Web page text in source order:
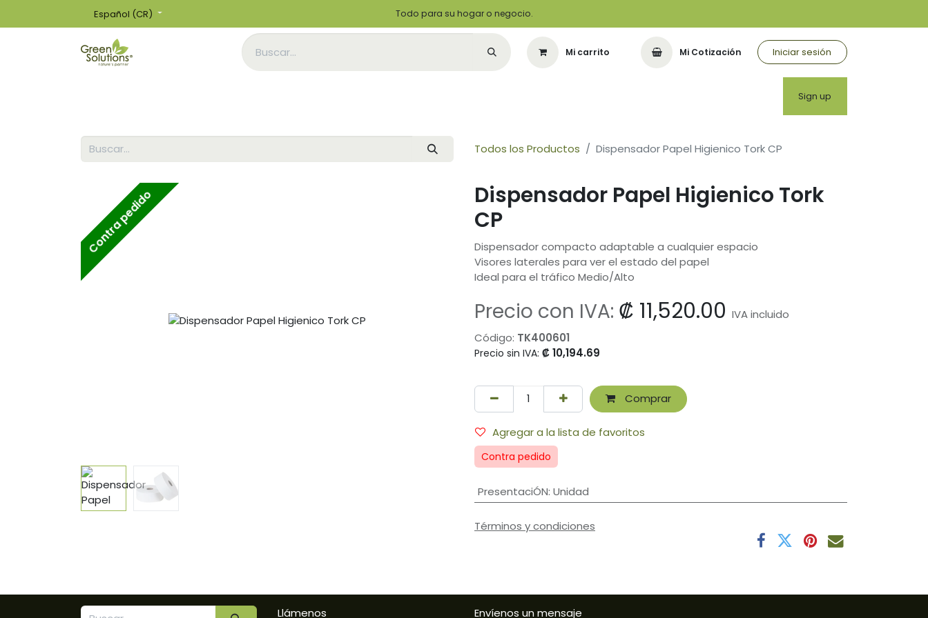
Español (CR) Todo para su hogar o negocio.
Mi carrito Mi Cotización Iniciar sesión
Sign up
Todos los Productos Dispensador Papel Higienico Tork CP
Contra pedido
Dispensador Papel Higienico Tork
CP
Dispensador compacto adaptable a cualquier espacio
Visores laterales para ver el estado del papel
Ideal para el tráfico Medio/Alto
Precio con IVA: ₡ 11,520.00 IVA incluido
Código: TK400601
Precio sin IVA: ₡10,194.69
Comprar
Agregar a la lista de favoritos
Contra pedido
PresentaciÓN: Unidad
Términos y condiciones
Llámenos Envíenos un mensaje